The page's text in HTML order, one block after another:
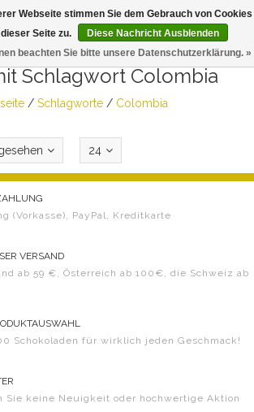
Schlagwort Colombia
/ Schlagworte/ Colombia
24
(Vorkasse), PayPal, Kreditkarte
VERSAND
ab 59 €, Österreich ab 100€, die Schweiz ab
Schokoladen für wirklich jeden Geschmack!
Sie keine Neuigkeit oder hochwertige Aktion
Webseite stimmen Sie dem Gebrauch von Cookies
Seite zu.
Diese Nachricht Ausblenden
beachten Sie bitte unsere Datenschutzerklärung. »